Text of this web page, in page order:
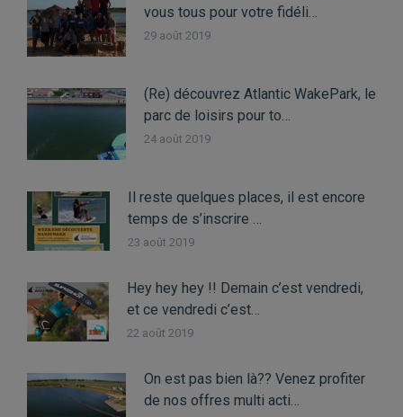
vous tous pour votre fidéli…
29 août 2019
(Re) découvrez Atlantic WakePark, le
parc de loisirs pour to…
24 août 2019
Il reste quelques places, il est encore
temps de s’inscrire …
23 août 2019
Hey hey hey !! Demain c’est vendredi,
et ce vendredi c’est…
22 août 2019
On est pas bien là?? Venez profiter
de nos offres multi acti…